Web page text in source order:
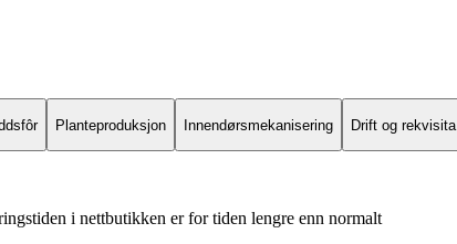
Planteproduksjon Innendørsmekanisering Drift og rekvisita
i nettbutikken er for tiden lengre enn normalt